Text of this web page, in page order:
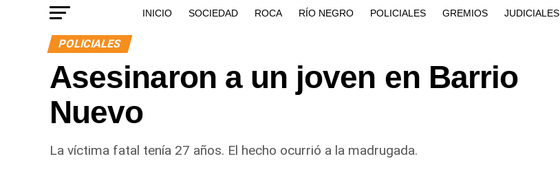
INICIO SOCIEDAD ROCA RÍO NEGRO POLICIALES GREMIOS JUDICIALES
POLICIALES
Asesinaron a un joven en Barrio
Nuevo
La víctima fatal tenía 27 años. El hecho ocurrió a la madrugada.